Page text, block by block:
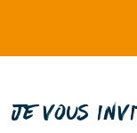
Je vous